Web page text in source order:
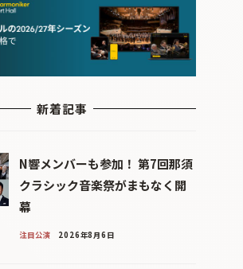
新着記事
N響メンバーも参加！ 第7回那須
クラシック音楽祭がまもなく開
幕
注目公演 2026年8月6日